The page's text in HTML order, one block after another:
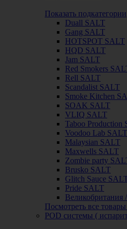
Показать подкатегории
Duall SALT
Gang SALT
HOTSPOT SALT
HQD SALT
Jam SALT
Red Smokers
Rell SALT
Scandalist SALT
Smoke Kitchen
SOAK SALT
VLIQ SALT
Taboo Production
Voodoo Lab SALT
Malaysian SALT
Maxwells SALT
Zombie party
Brusko SALT
Glitch Sauce
Pride SALT
Посмотреть все товары
POD системы (